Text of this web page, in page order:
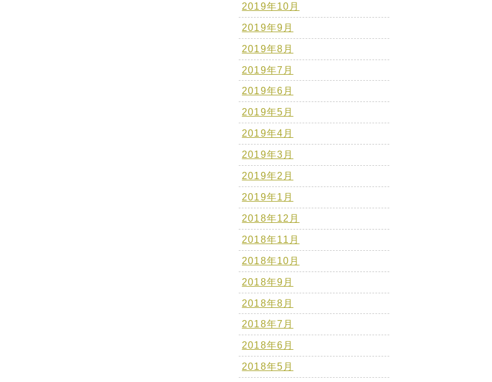
2019年10月
2019年9月
2019年8月
2019年7月
2019年6月
2019年5月
2019年4月
2019年3月
2019年2月
2019年1月
2018年12月
2018年11月
2018年10月
2018年9月
2018年8月
2018年7月
2018年6月
2018年5月